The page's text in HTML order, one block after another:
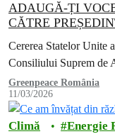
ADAUGĂ-ȚI
CĂTRE
ILEGAL SAU
UN MEDIU
Cererea Statelor Unite
Consiliului Suprem de
Greenpeace România
11/03/2026
Climă
Energie